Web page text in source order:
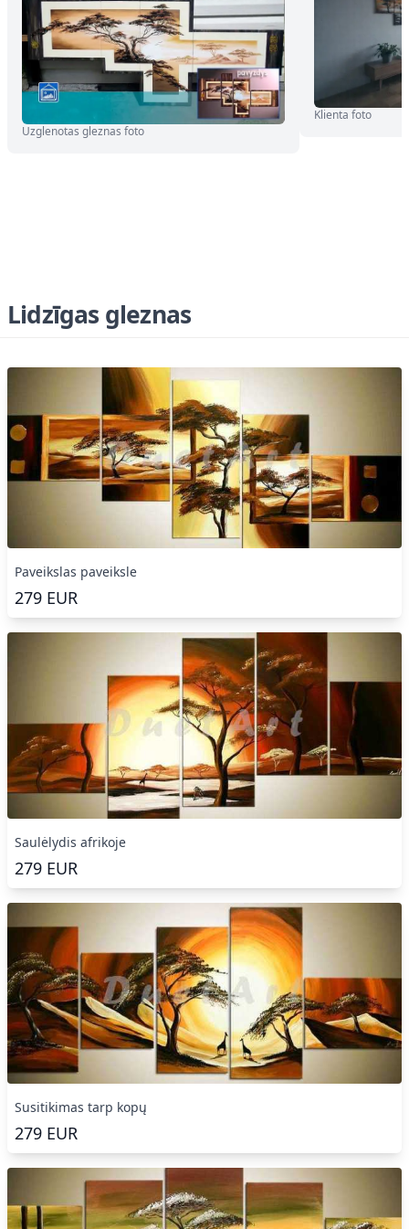
Uzglenotas gleznas foto
Klienta foto
Lidzīgas gleznas
Paveikslas paveiksle
279 EUR
Saulėlydis afrikoje
279 EUR
Susitikimas tarp kopų
279 EUR